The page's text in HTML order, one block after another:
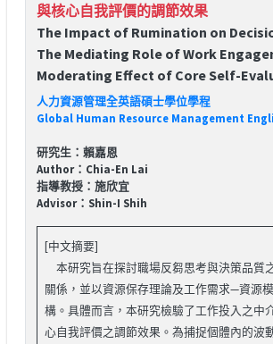
與核心自我評價的調節效果
The Impact of Rumination on
The Mediating Role of Work
Moderating Effect of Core Self-
人力資源管理全英語碩士學位學程
Global Human Resource Management
研究生：賴嘉恩
Author：Chia-En Lai
指導教授：施欣宜
Advisor：Shin-I Shih
[中文摘要]
本研究旨在探討職場反芻思考與決策品質
關係，並以資源保存理論及工作需求—資源
構。具體而言，本研究檢驗了工作投入之中
心自我評價之調節效果。為捕捉個體內的波